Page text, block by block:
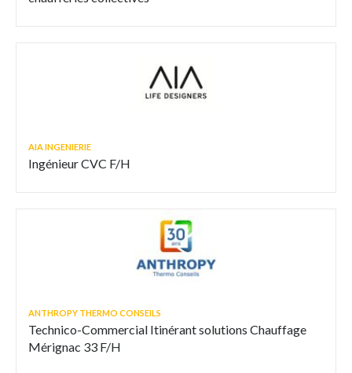
AIA INGENIERIE
Ingénieur CVC F/H
ANTHROPY THERMO CONSEILS
Technico-Commercial Itinérant solutions Chauffage
Mérignac 33 F/H